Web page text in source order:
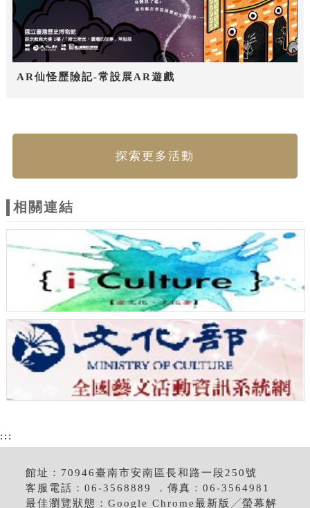
AR仙怪歷險記-常設展AR遊戲
探索更多活動
相關連結
:::
館址：70946臺南市安南區長和路一段250號
客服電話：06-3568889 ．傳真：06-3564981
最佳瀏覽狀態：Google Chrome最新版╱螢幕解